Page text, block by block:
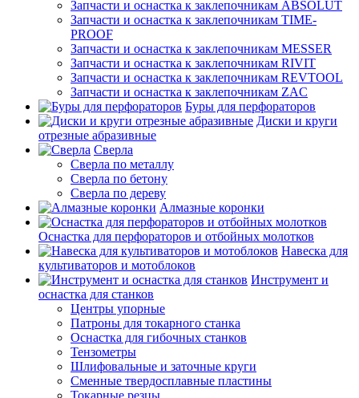
Запчасти и оснастка к заклепочникам ABSOLUT
Запчасти и оснастка к заклепочникам TIME-
PROOF
Запчасти и оснастка к заклепочникам MESSER
Запчасти и оснастка к заклепочникам RIVIT
Запчасти и оснастка к заклепочникам REVTOOL
Запчасти и оснастка к заклепочникам ZAC
Буры для перфораторов
Диски и круги
отрезные абразивные
Сверла
Сверла по металлу
Сверла по бетону
Сверла по дереву
Алмазные коронки
Оснастка для перфораторов и отбойных молотков
Навеска для
культиваторов и мотоблоков
Инструмент и
оснастка для станков
Центры упорные
Патроны для токарного станка
Оснастка для гибочных станков
Тензометры
Шлифовальные и заточные круги
Сменные твердосплавные пластины
Токарные резцы